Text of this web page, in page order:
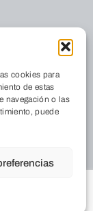
cookies para
de estas
navegación o las
puede
Medio